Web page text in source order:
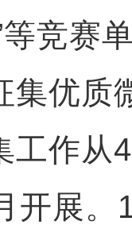
竞赛
集优质
工作从
开展。